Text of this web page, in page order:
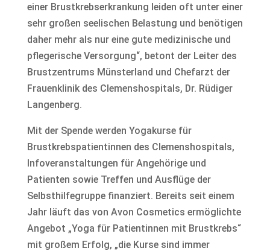
einer Brustkrebserkrankung leiden oft unter einer
sehr großen seelischen Belastung und benötigen
daher mehr als nur eine gute medizinische und
pflegerische Versorgung“, betont der Leiter des
Brustzentrums Münsterland und Chefarzt der
Frauenklinik des Clemenshospitals, Dr. Rüdiger
Langenberg.
Mit der Spende werden Yogakurse für
Brustkrebspatientinnen des Clemenshospitals,
Infoveranstaltungen für Angehörige und
Patienten sowie Treffen und Ausflüge der
Selbsthilfegruppe finanziert. Bereits seit einem
Jahr läuft das von Avon Cosmetics ermöglichte
Angebot „Yoga für Patientinnen mit Brustkrebs“
mit großem Erfolg, „die Kurse sind immer